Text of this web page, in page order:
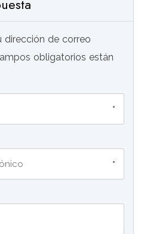
dirección de correo
obligatorios están
*
*